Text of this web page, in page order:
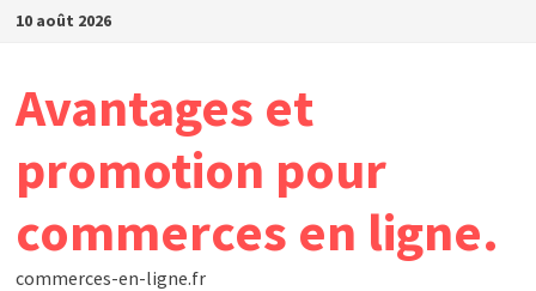
Passer
10 août 2026
Avantages et
promotion pour
commerces en ligne.
commerces-en-ligne.fr